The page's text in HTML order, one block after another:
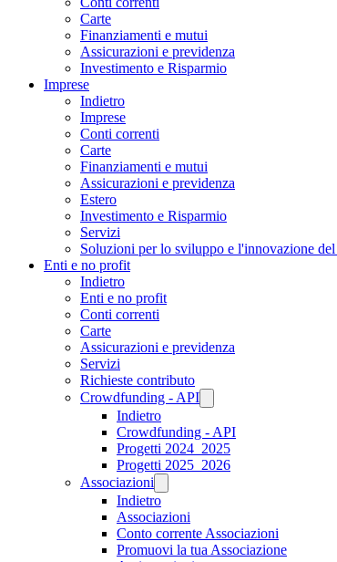
Carte
Finanziamenti e mutui
Assicurazioni e previdenza
Investimento e Risparmio
Imprese
Indietro
Imprese
Conti correnti
Carte
Finanziamenti e mutui
Assicurazioni e previdenza
Estero
Investimento e Risparmio
Servizi
Soluzioni per lo sviluppo e l'innovazione del
Enti e no profit
Indietro
Enti e no profit
Conti correnti
Carte
Assicurazioni e previdenza
Servizi
Richieste contributo
Crowdfunding - API
Indietro
Crowdfunding - API
Progetti 2024_2025
Progetti 2025_2026
Associazioni
Indietro
Associazioni
Conto corrente Associazioni
Promuovi la tua Associazione